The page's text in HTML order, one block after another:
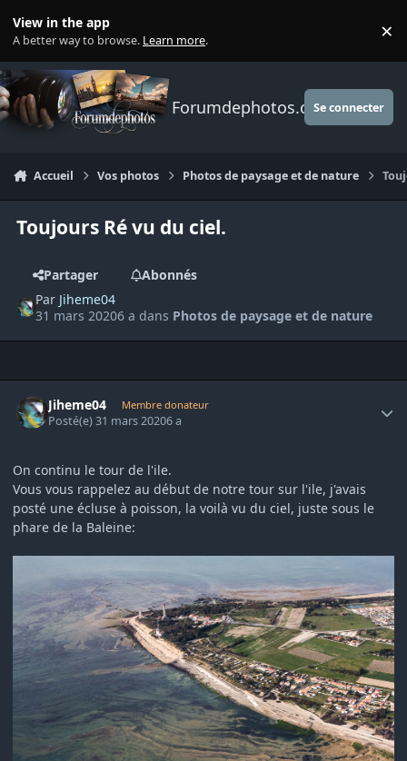
View in the app
A better way to browse. Learn more. ×
Forumdephotos.comSe connecter
Accueil Vos photos Photos de paysage et de nature
Toujours Ré vu du ciel.
Partager
Abonnés
Par Jiheme04
31 mars 20206 a dans Photos de paysage et de nature
Jiheme04 Membre donateur
Posté(e)31 mars 20206 a
On continu le tour de l'ile.
Vous vous rappelez au début de notre tour sur l'ile, j'avais
posté une écluse à poisson, la voilà vu du ciel, juste sous le
phare de la Baleine: